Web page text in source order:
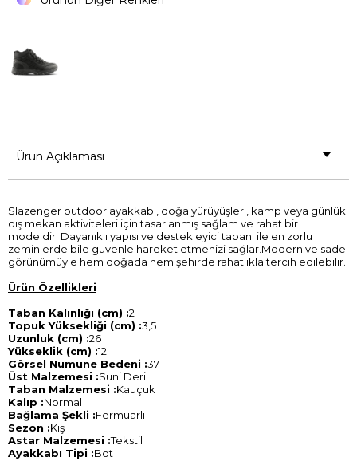
Ürün Açıklaması
Slazenger outdoor ayakkabı, doğa yürüyüşleri, kamp veya günlük
dış mekan aktiviteleri için tasarlanmış sağlam ve rahat bir
modeldir. Dayanıklı yapısı ve destekleyici tabanı ile en zorlu
zeminlerde bile güvenle hareket etmenizi sağlar.Modern ve sade
görünümüyle hem doğada hem şehirde rahatlıkla tercih edilebilir.
Ürün Özellikleri
Taban Kalınlığı (cm) :2
Topuk Yüksekliği (cm) :3,5
Uzunluk (cm) :26
Yükseklik (cm) :12
Görsel Numune Bedeni :37
Üst Malzemesi :Suni Deri
Taban Malzemesi :Kauçuk
Kalıp :Normal
Bağlama Şekli :Fermuarlı
Sezon :Kış
Astar Malzemesi :Tekstil
Ayakkabı Tipi :Bot